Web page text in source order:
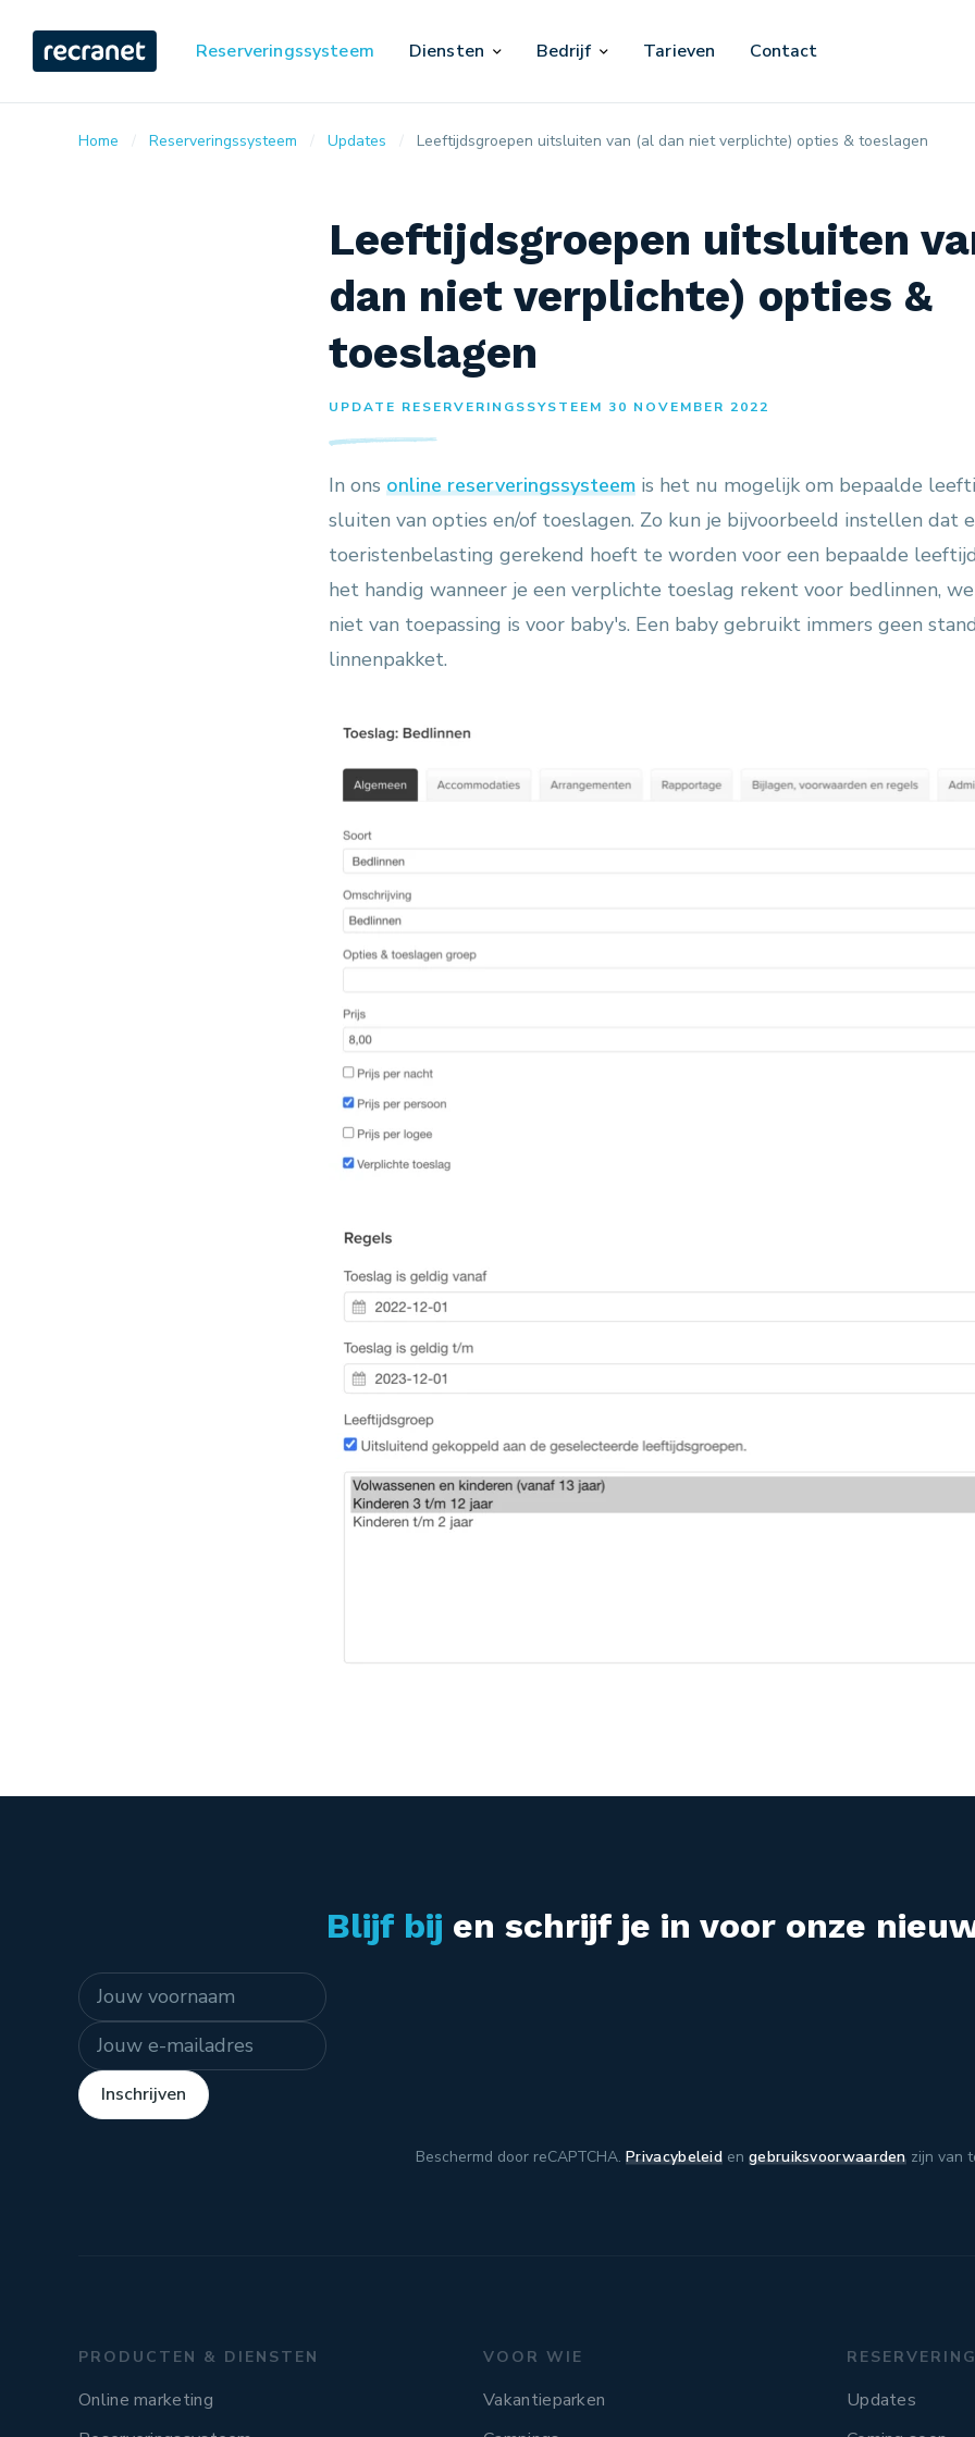
Reserveringssysteem Diensten Bedrijf Tarieven Contact
Home Reserveringssysteem Updates Leeftijdsgroepen uitsluiten van (al dan niet verplichte) opties & toeslagen
Leeftijdsgroepen uitsluiten
dan niet verplichte) opties &
toeslagen
UPDATE RESERVERINGSSYSTEEM 30 NOVEMBER 2022
In ons online reserveringssysteem is het nu mogelijk om bepaalde
sluiten van opties en/of toeslagen. Zo kun je bijvoorbeeld instellen dat
toeristenbelasting gerekend hoeft te worden voor een bepaalde
het handig wanneer je een verplichte toeslag rekent voor bedlinnen,
niet van toepassing is voor baby's. Een baby gebruikt immers geen
linnenpakket.
Blijf bij en schrijf je in voor onze
Naam
E-mailadres
Inschrijven
Beschermd door reCAPTCHA.Privacybeleid engebruiksvoorwaardenzijn van
PRODUCTEN & DIENSTEN
Online marketing
VOOR WIE
Vakantieparken
Updates